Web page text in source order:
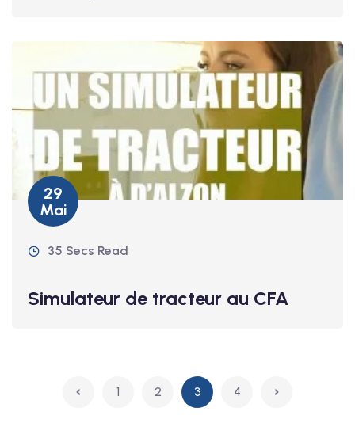
29
Mai
35 Secs Read
Simulateur de tracteur au CFA
1 2 3 4